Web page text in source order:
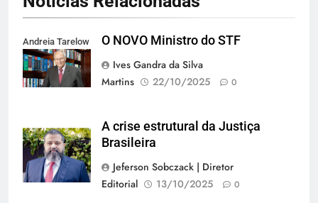
Andreia Tarelow
O NOVO Ministro do STF
Ives Gandra da Silva
Martins
22/10/2025 0
A crise estrutural da Justiça
Brasileira
Jeferson Sobczack | Diretor
Editorial
13/10/2025 0